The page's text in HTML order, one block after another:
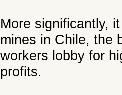
More significantly,
mines in Chile, the
workers lobby for
profits.